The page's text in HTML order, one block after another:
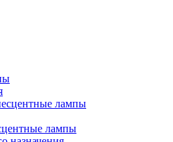
лампы
лампы